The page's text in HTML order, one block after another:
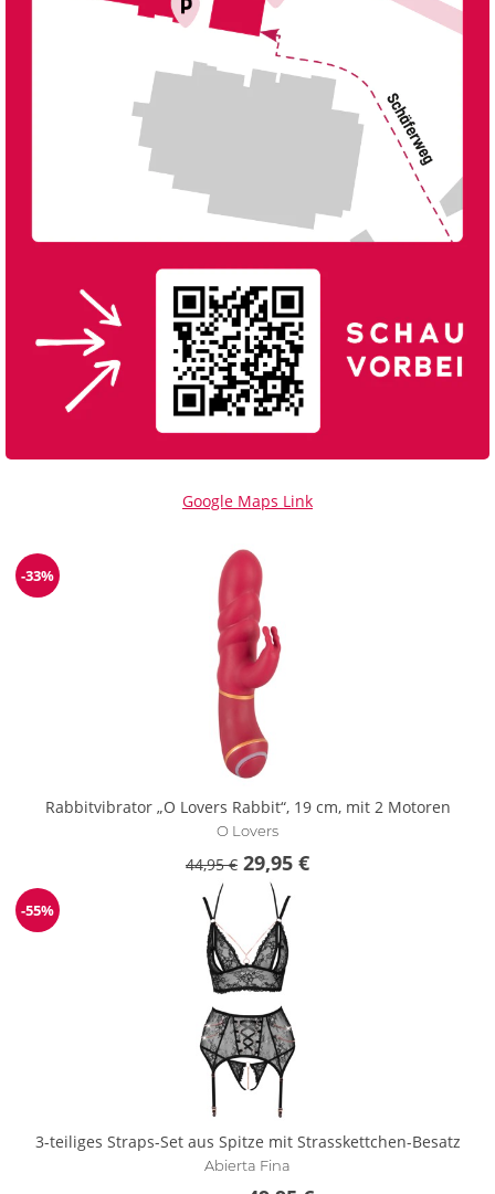
Google Maps Link
Reduzierung
-33%
Rabbitvibrator „O Lovers Rabbit“, 19 cm, mit 2 Motoren
O Lovers
44,95 € 29,95 €
Reduzierung
-55%
3-teiliges Straps-Set aus Spitze mit Strasskettchen-Besatz
Abierta Fina